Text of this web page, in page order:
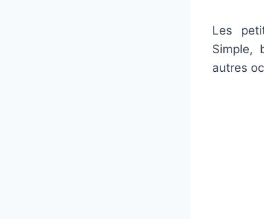
Les
Simple,
autres